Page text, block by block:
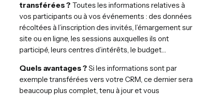
transférées ? Toutes les informations relatives à
vos participants ou à vos événements : des données
récoltées à l’inscription des invités, l’émargement sur
site ou en ligne, les sessions auxquelles ils ont
participé, leurs centres d’intérêts, le budget…
Quels avantages ? Si les informations sont par
exemple transférées vers votre CRM, ce dernier sera
beaucoup plus complet, tenu à jour et vous